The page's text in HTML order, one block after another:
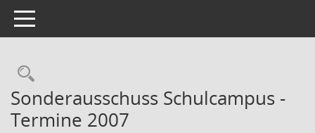
Toggle navigation
Rechercheauswahl
Sonderausschuss Schulcampus -
Termine 2007